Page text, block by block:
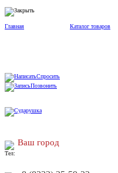
Главная Каталог товаров
Спросить
Позвонить
Ваш город